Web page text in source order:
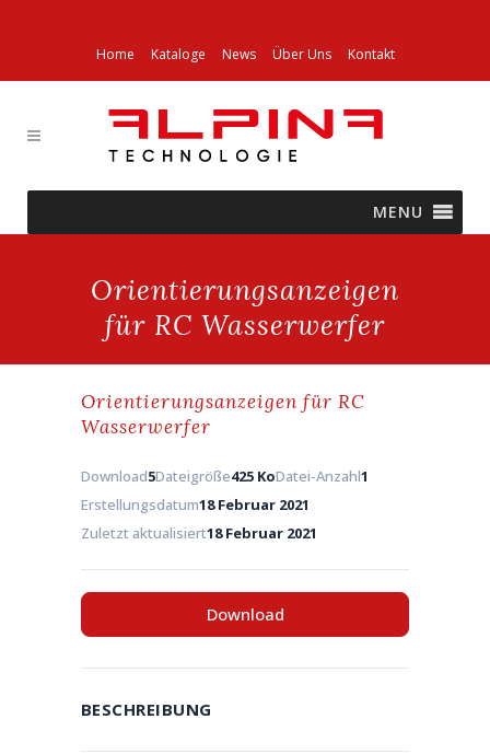
Home Kataloge News Über Uns Kontakt
MENU
Orientierungsanzeigen
für RC Wasserwerfer
Orientierungsanzeigen für RC
Wasserwerfer
Download5Dateigröße425 KoDatei-Anzahl1
Erstellungsdatum18 Februar 2021
Zuletzt aktualisiert18 Februar 2021
Download
BESCHREIBUNG